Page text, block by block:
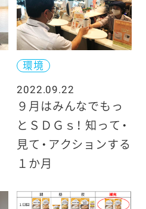
環境
2022.09.22
９月はみんなでもっ
とＳＤＧｓ！ 知って・
見て・アクションする
１か月